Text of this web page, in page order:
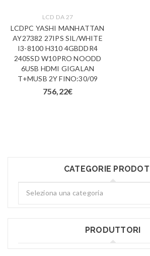
CATEGORIE
Seleziona una categoria
PRODUTTORI
LCD DA 27
LCDPC YASHI MANHATTAN
AY27382 27IPS SIL/WHITE
I3-8100 H310 4GBDDR4
240SSD W10PRO NOODD
6USB HDMI GIGALAN
T+MUSB 2Y FINO:30/09
756,22€